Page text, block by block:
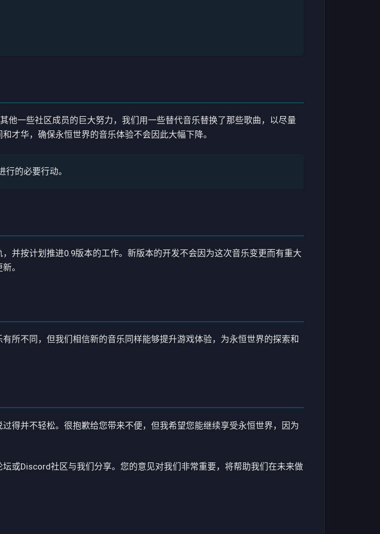
他一些社区成员的巨大努力，我们用一些替代音乐替换了那些歌曲，以尽量
才华，确保永恒世界的音乐体验不会因此大幅下降。
的必要行动。
并按计划推进0.9版本的工作。新版本的开发不会因为这次音乐变更而有重大
。
所不同，但我们相信新的音乐同样能够提升游戏体验，为永恒世界的探索和
得并不轻松。很抱歉给您带来不便，但我希望您能继续享受永恒世界，因为
或Discord社区与我们分享。您的意见对我们非常重要，将帮助我们在未来做